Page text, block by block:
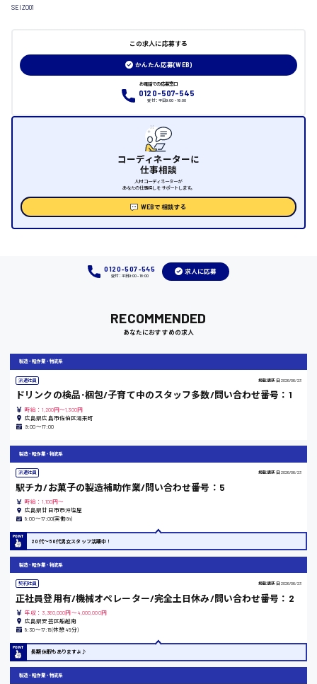
福山市
大阪府
熊本県
東京都
島根県
日給制すべて
時給1100円～
時給1300円〜
時給1200円〜
SEIZO01
この求人に応募する
かんたん応募(WEB)
お電話での応募窓口
0120-507-545
受付：平日9:00 - 18:00
コーディネーターに
仕事相談
人材コーディネーターが
あなたの仕事探しをサポートします。
WEBで相談する
0120-507-545
受付：平日9:00 - 18:00
求人に応募
RECOMMENDED
あなたにおすすめの求人
製造・軽作業・物流系
派遣社員 掲載更新日 2026/06/23
ドリンクの検品･梱包/子育て中のスタッフ多数/問い合わせ番号：1
時給：1,200円～1,300円
広島県広島市佐伯区湯来町
9:00〜17:00
製造・軽作業・物流系
派遣社員 掲載更新日 2026/06/23
駅チカ/お菓子の製造補助作業/問い合わせ番号：5
時給：1,100円～
広島県廿日市市沖塩屋
8:00〜17:00(実働8h)
20代〜50代男女スタッフ活躍中！
製造・軽作業・物流系
契約社員 掲載更新日 2026/06/23
正社員登用有/機械オペレーター/完全土日休み/問い合わせ番号：2
年収：3,360,000円～4,000,000円
広島県安芸区船越南
8:30〜17:15(休憩45分)
長期休暇もありますよ♪
製造・軽作業・物流系